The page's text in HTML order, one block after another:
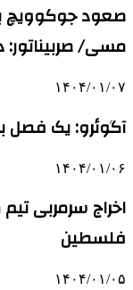
صعود جوکوویچ
مسی/
۱۴۰۴/۰۱/۰۷
آگوئرو: یک فصل
۱۴۰۴/۰۱/۰۶
اخراج سرمربی
فلسطین
۱۴۰۴/۰۱/۰۵